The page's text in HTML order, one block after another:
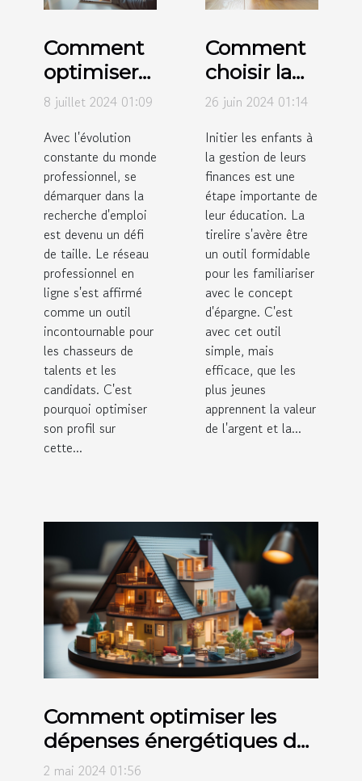
Comment
optimiser
votre profil
pour la
recherche
d'emploi
8 juillet 2024 01:09
Avec l'évolution
constante du monde
professionnel, se
démarquer dans la
recherche d'emploi
est devenu un défi
de taille. Le réseau
professionnel en
ligne s'est affirmé
comme un outil
incontournable pour
les chasseurs de
talents et les
candidats. C'est
pourquoi optimiser
son profil sur
cette...
Comment
choisir la
tirelire
pour initier
les enfants
à l'épargne
26 juin 2024 01:14
Initier les enfants à
la gestion de leurs
finances est une
étape importante de
leur éducation. La
tirelire s'avère être
un outil formidable
pour les familiariser
avec le concept
d'épargne. C'est
avec cet outil
simple, mais
efficace, que les
plus jeunes
apprennent la valeur
de l'argent et la...
Comment optimiser les
dépenses énergétiques de
votre maison pour
2 mai 2024 01:56